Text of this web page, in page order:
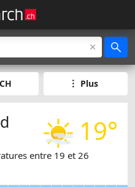
CH Plus
19°
entre 19 et 26